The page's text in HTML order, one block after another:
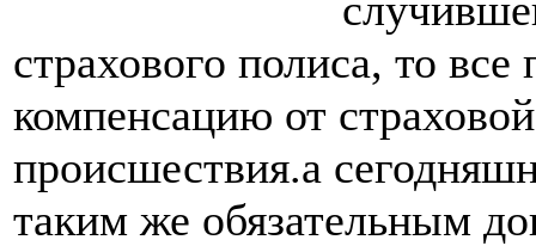
страхового полиса, то
компенсацию от
происшествия.а
таким же обязательным